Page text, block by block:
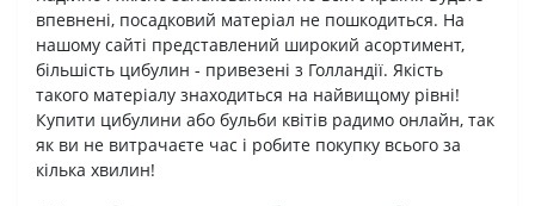
впевнені, посадковий матеріал не пошкодиться. На
нашому сайті представлений широкий асортимент,
більшість цибулин - привезені з Голландії. Якість
такого матеріалу знаходиться на найвищому рівні!
Купити цибулини або бульби квітів радимо онлайн, так
як ви не витрачаєте час і робите покупку всього за
кілька хвилин!